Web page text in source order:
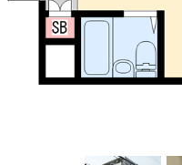
都市ガス物件
路線·駅から探す